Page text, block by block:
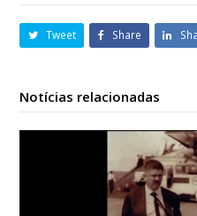
Tweet Share
Notícias relacionadas